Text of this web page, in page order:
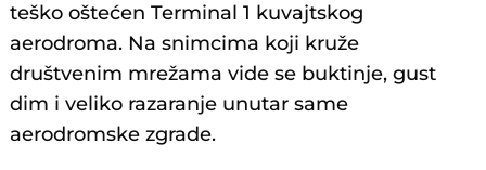
teško oštećen Terminal 1 kuvajtskog
aerodroma. Na snimcima koji kruže
društvenim mrežama vide se buktinje, gust
dim i veliko razaranje unutar same
aerodromske zgrade.